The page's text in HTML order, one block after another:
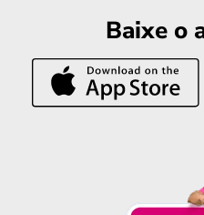
Baixe o